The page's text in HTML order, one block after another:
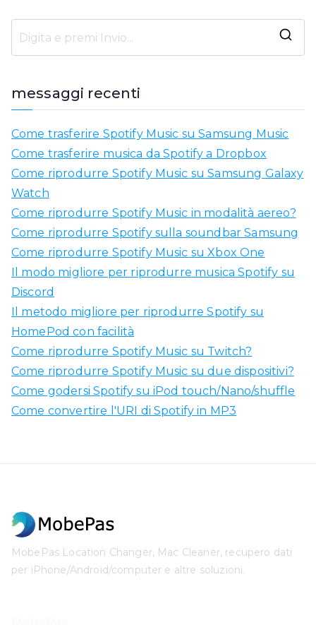
messaggi recenti
Come trasferire Spotify Music su Samsung Music
Come trasferire musica da Spotify a Dropbox
Come riprodurre Spotify Music su Samsung Galaxy
Watch
Come riprodurre Spotify Music in modalità aereo?
Come riprodurre Spotify sulla soundbar Samsung
Come riprodurre Spotify Music su Xbox One
Il modo migliore per riprodurre musica Spotify su
Discord
Il metodo migliore per riprodurre Spotify su
HomePod con facilità
Come riprodurre Spotify Music su Twitch?
Come riprodurre Spotify Music su due dispositivi?
Come godersi Spotify su iPod touch/Nano/shuffle
Come convertire l'URI di Spotify in MP3
MobePas Location Changer, Mac Cleaner, recupero dati
per iPhone/Android/computer e altre soluzioni.